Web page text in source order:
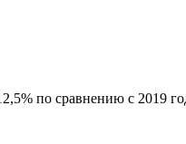
по сравнению с 2019